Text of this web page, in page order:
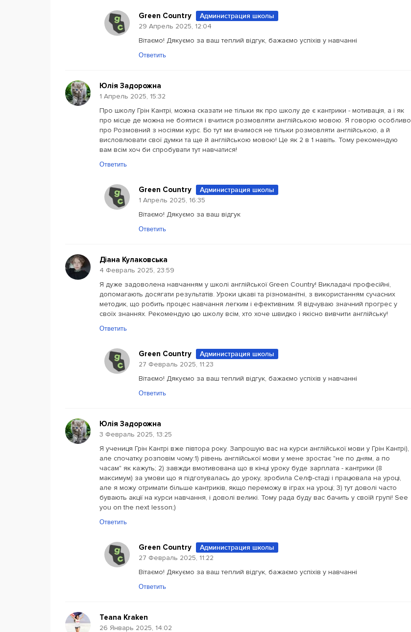
Green Country
Администрация школы
29 Апрель 2025, 12:04
Вітаємо! Дякуємо за ваш теплий відгук, бажаємо успіхів у навчанні
Ответить
Юлія Задорожна
1 Апрель 2025, 15:32
Про школу Грін Кантрі, можна сказати не тільки як про школу де є кантрики - мотивація, а і як
про місце де можна не боятися і вчитися розмовляти англійською мовою. Я говорю особливо
про Розмовний з носіями курс. Бо тут ми вчимося не тільки розмовляти англійською, а й
висловлювати свої думки та ще й англійською мовою! Це як 2 в 1 навіть. Тому рекомендую
вам всім хоч би спробувати тут навчатися!
Ответить
Green Country
Администрация школы
1 Апрель 2025, 16:35
Вітаємо! Дякуємо за ваш відгук
Ответить
Діана Кулаковська
4 Февраль 2025, 23:59
Я дуже задоволена навчанням у школі англійської Green Country! Викладачі професійні,
допомагають досягати результатів. Уроки цікаві та різноманітні, з використанням сучасних
методик, що робить процес навчання легким і ефективним. Я відчуваю значний прогрес у
своїх знаннях. Рекомендую цю школу всім, хто хоче швидко і якісно вивчити англійську!
Ответить
Green Country
Администрация школы
27 Февраль 2025, 11:23
Вітаємо! Дякуємо за ваш теплий відгук, бажаємо успіхів у навчанні
Ответить
Юлія Задорожна
3 Февраль 2025, 13:25
Я учениця Грін Кантрі вже півтора року. Запрошую вас на курси англійської мови у Грін Кантрі),
але спочатку розповім чому:1) рівень англійської мови у мене зростає "не по дням, а по
часам" як кажуть; 2) завжди вмотивована що в кінці уроку буде зарплата - кантрики (8
максимум) за умови що я підготувалась до уроку, зробила Селф-стаді і працювала на уроці,
але я можу отримати більше кантриків, якщо переможу в іграх на уроці; 3) тут доволі часто
бувають акції на курси навчання, і доволі великі. Тому рада буду вас бачить у своїй групі! See
you on the next lesson;)
Ответить
Green Country
Администрация школы
27 Февраль 2025, 11:22
Вітаємо! Дякуємо за ваш теплий відгук, бажаємо успіхів у навчанні
Ответить
Teana Kraken
26 Январь 2025, 14:02